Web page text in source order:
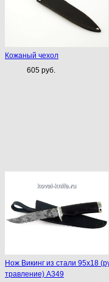
Кожаный чехол
605 руб.
Нож Викинг из стали 95х18
травление) A349